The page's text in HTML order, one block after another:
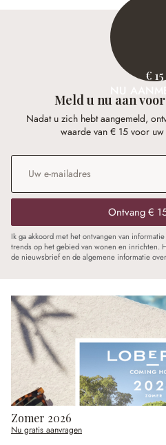
€ 15
NU
Meld u nu aan
Nadat u zich hebt aangemeld,
waarde van € 15 voor
E-mailadres
Ontvang €
Ik ga akkoord met het ontvangen van
trends op het gebied van wonen en inrichten.
de nieuwsbrief en de algemene informatie over
Zomer 2026
Nu gratis aanvragen